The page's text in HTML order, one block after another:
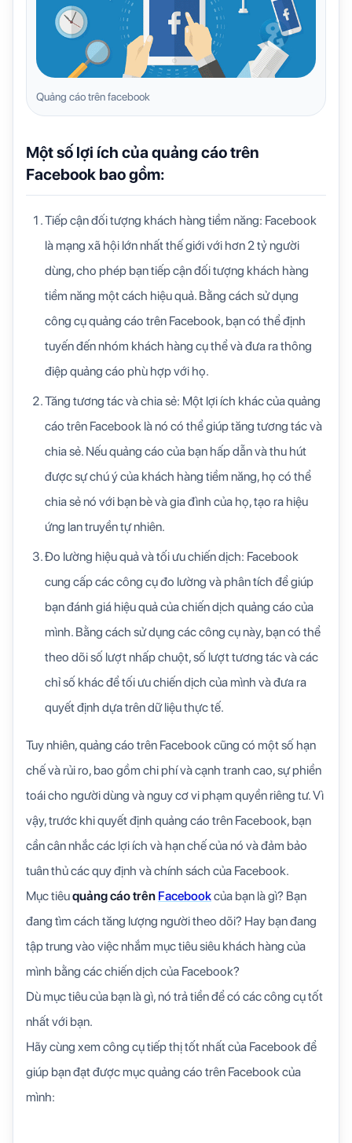
Quảng cáo trên facebook
Một số lợi ích của quảng cáo trên
Facebook bao gồm:
Tiếp cận đối tượng khách hàng tiềm năng: Facebook
là mạng xã hội lớn nhất thế giới với hơn 2 tỷ người
dùng, cho phép bạn tiếp cận đối tượng khách hàng
tiềm năng một cách hiệu quả. Bằng cách sử dụng
công cụ quảng cáo trên Facebook, bạn có thể định
tuyến đến nhóm khách hàng cụ thể và đưa ra thông
điệp quảng cáo phù hợp với họ.
Tăng tương tác và chia sẻ: Một lợi ích khác của quảng
cáo trên Facebook là nó có thể giúp tăng tương tác và
chia sẻ. Nếu quảng cáo của bạn hấp dẫn và thu hút
được sự chú ý của khách hàng tiềm năng, họ có thể
chia sẻ nó với bạn bè và gia đình của họ, tạo ra hiệu
ứng lan truyền tự nhiên.
Đo lường hiệu quả và tối ưu chiến dịch: Facebook
cung cấp các công cụ đo lường và phân tích để giúp
bạn đánh giá hiệu quả của chiến dịch quảng cáo của
mình. Bằng cách sử dụng các công cụ này, bạn có thể
theo dõi số lượt nhấp chuột, số lượt tương tác và các
chỉ số khác để tối ưu chiến dịch của mình và đưa ra
quyết định dựa trên dữ liệu thực tế.
Tuy nhiên, quảng cáo trên Facebook cũng có một số hạn
chế và rủi ro, bao gồm chi phí và cạnh tranh cao, sự phiền
toái cho người dùng và nguy cơ vi phạm quyền riêng tư. Vì
vậy, trước khi quyết định quảng cáo trên Facebook, bạn
cần cân nhắc các lợi ích và hạn chế của nó và đảm bảo
tuân thủ các quy định và chính sách của Facebook.
Mục tiêuquảng cáo trên Facebookcủa bạn là gì? Bạn
đang tìm cách tăng lượng người theo dõi? Hay bạn đang
tập trung vào việc nhắm mục tiêu siêu khách hàng của
mình bằng các chiến dịch của Facebook?
Dù mục tiêu của bạn là gì, nó trả tiền để có các công cụ tốt
nhất với bạn.
Hãy cùng xem công cụ tiếp thị tốt nhất của Facebook để
giúp bạn đạt được mục quảng cáo trên Facebook của
mình: